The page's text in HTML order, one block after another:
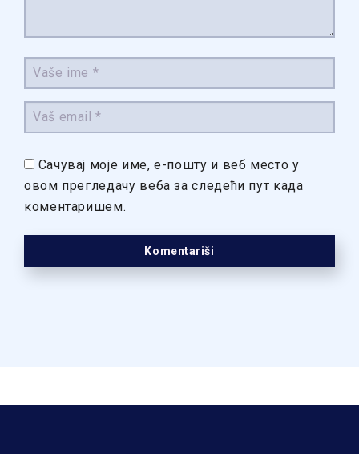
Сачувај моје име, е-пошту и веб место у
овом прегледачу веба за следећи пут када
коментаришем.